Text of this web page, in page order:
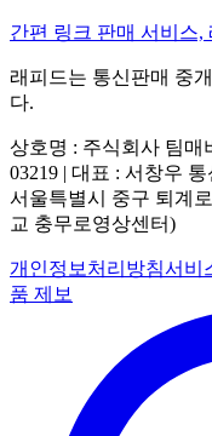
간편 링크 판매 서비스,
래피드는 통신판매 중
다.
상호명 : 주식회사 팀매
03219 | 대표 : 서창우 통
서울특별시 중구 퇴계
교 충무로영상센터)
개인정보처리방침서비
품 제보